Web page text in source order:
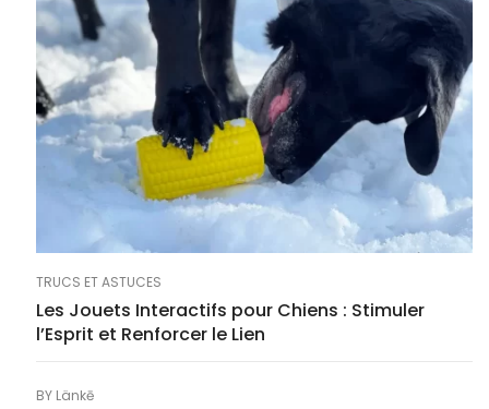
TRUCS ET ASTUCES
Les Jouets Interactifs pour Chiens : Stimuler
l’Esprit et Renforcer le Lien
BY Länkē